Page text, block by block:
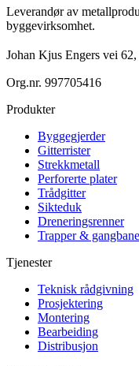
Leverandør av
byggevirksomhet.
Johan Kjus Engers vei
Org.nr. 997705416
Produkter
Byggegjerder
Gitterrister
Strekkmetall
Perforerte plater
Trådgitter
Sikteduk
Dreneringsrenner
Trapper &
Tjenester
Teknisk rådgivning
Prosjektering
Montering
Bearbeiding
Distribusjon